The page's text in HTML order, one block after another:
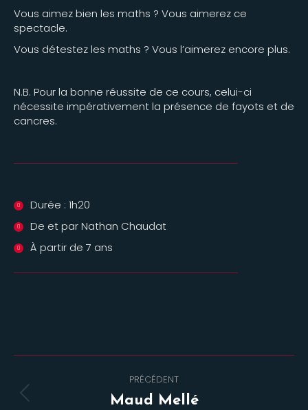
Vous aimez bien les maths ? Vous aimerez ce
spectacle.
Vous détestez les maths ? Vous l’aimerez encore plus.
N.B. Pour la bonne réussite de ce cours, celui-ci
nécessite impérativement la présence de fayots et de
cancres.
Durée : 1h20
De et par Nathan Chaudat
À partir de 7 ans
de
PRÉCÉDENT
Onglet
Maud Mellé